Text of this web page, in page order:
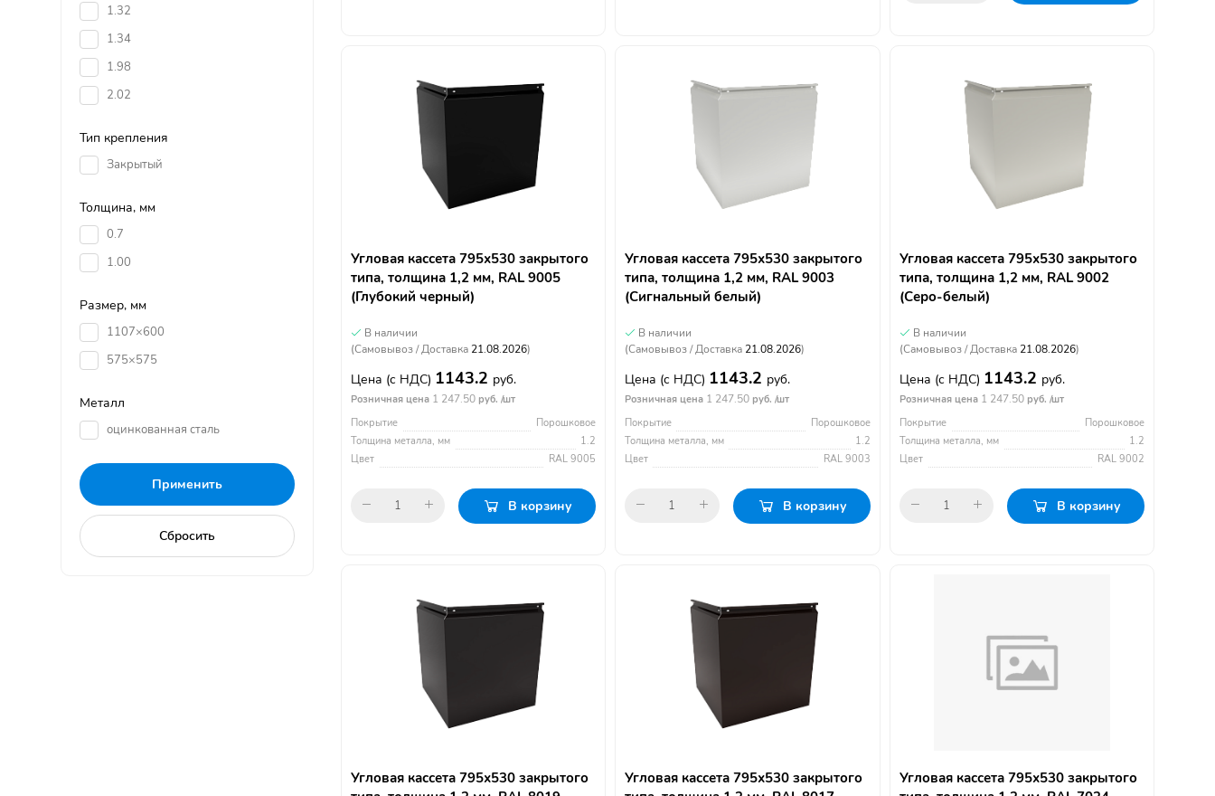
1.32
1.34
1.98
2.02
Тип крепления
Закрытый
Толщина, мм
0.7
1.00
Размер, мм
1107×600
575×575
Металл
оцинкованная сталь
Угловая кассета 795х530 закрытого
типа, толщина 1,2 мм, RAL 9005
(Глубокий черный)
В наличии
(Самовывоз / Доставка 21.08.2026)
Цена (с НДС) 1143.2 руб.
Розничная цена 1 247.50 руб. /шт
Покрытие
Порошковое
Толщина металла, мм
1.2
Цвет
RAL 9005
В корзину
Угловая кассета 795х530 закрытого
типа, толщина 1,2 мм, RAL 9003
(Сигнальный белый)
В наличии
(Самовывоз / Доставка 21.08.2026)
Цена (с НДС) 1143.2 руб.
Розничная цена 1 247.50 руб. /шт
Покрытие
Порошковое
Толщина металла, мм
1.2
Цвет
RAL 9003
В корзину
Угловая кассета 795х530 закрытого
типа, толщина 1,2 мм, RAL 9002
(Серо-белый)
В наличии
(Самовывоз / Доставка 21.08.2026)
Цена (с НДС) 1143.2 руб.
Розничная цена 1 247.50руб. /шт
Покрытие
Порошковое
Толщина металла, мм
1.2
Цвет
RAL 9002
В корзину
Угловая кассета 795х530 закрытого
Угловая кассета 795х530 закрытого
Угловая кассета 795х530 закрытого